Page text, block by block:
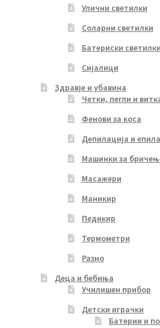
Улични светилки
Соларни светилки
Батериски светилки
Сијалици
Здравје и убавина
Четки, пегли и
Фенови за коса
Депилација и
Машинки за
Масажери
Маникир
Педикир
Термометри
Разно
Деца и бебиња
Училишен прибор
Детски играчки
Батерии и